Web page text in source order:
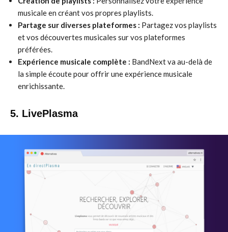
musicale en créant vos propres playlists.
Partage sur diverses plateformes : Partagez vos playlists
et vos découvertes musicales sur vos plateformes
préférées.
Expérience musicale complète : BandNext va au-delà de
la simple écoute pour offrir une expérience musicale
enrichissante.
5. LivePlasma